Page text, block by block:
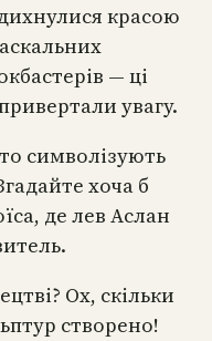
красою
— ці
увагу.
символізують
хоча б
де лев Аслан
Ох, скільки
створено!